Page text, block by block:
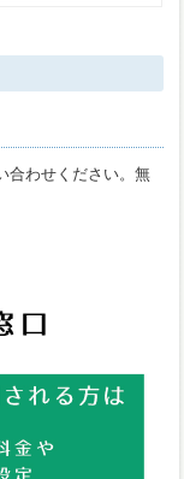
合わせください。無